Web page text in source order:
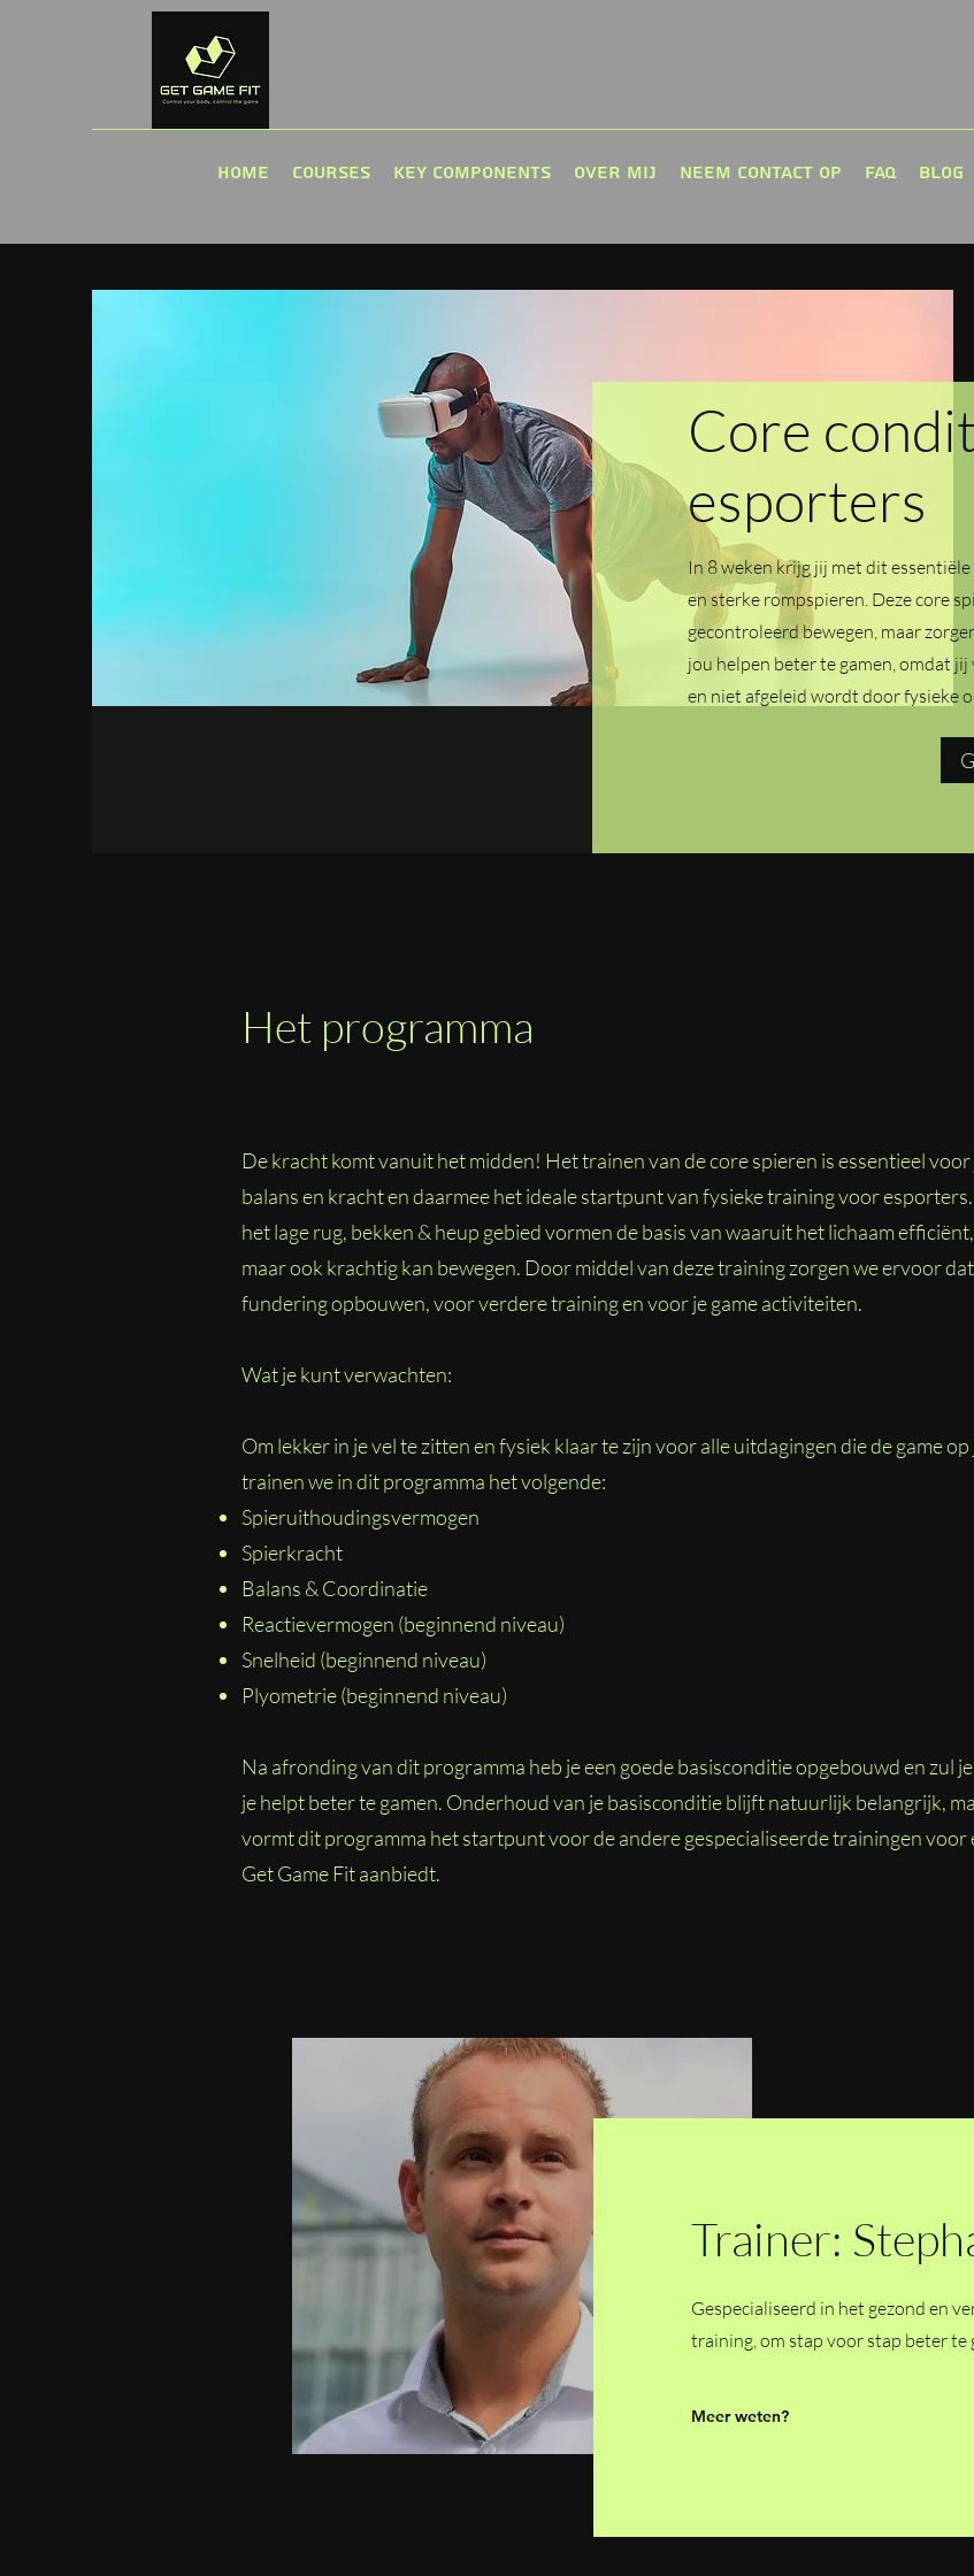
Home Courses Key Components Over mij Neem contact op FAQ Blog
Core
esporters
In 8 weken krijg jij met dit
en sterke rompspieren. Deze core
gecontroleerd bewegen, maar
jou helpen beter te gamen, omdat
en niet afgeleid wordt door fysieke
Het programma
De kracht komt vanuit het midden! Het trainen van de core spieren is essentieel
balans en kracht en daarmee het ideale startpunt van fysieke training voor
het lage rug, bekken & heup gebied vormen de basis van waaruit het lichaam
maar ook krachtig kan bewegen. Door middel van deze training zorgen we ervoor
fundering opbouwen, voor verdere training en voor je game activiteiten.
Wat je kunt verwachten:
Om lekker in je vel te zitten en fysiek klaar te zijn voor alle uitdagingen die de game
trainen we in dit programma het volgende:
Spieruithoudingsvermogen
Spierkracht
Balans & Coordinatie
Reactievermogen (beginnend niveau)
Snelheid (beginnend niveau)
Plyometrie (beginnend niveau)
Na afronding van dit programma heb je een goede basisconditie opgebouwd en zul
je helpt beter te gamen. Onderhoud van je basisconditie blijft natuurlijk belangrijk,
vormt dit programma het startpunt voor de andere gespecialiseerde trainingen voor
Get Game Fit aanbiedt.
Trainer:
Gespecialiseerd in het gezond en
training, om stap voor stap beter
Meer weten?